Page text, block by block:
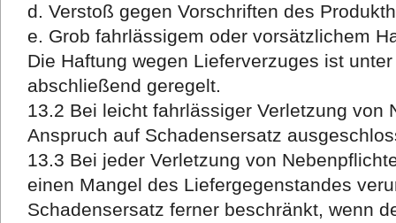
d. Verstoß gegen Vorschriften des
e. Grob fahrlässigem oder vorsätzlichem
Die Haftung wegen Lieferverzuges ist
abschließend geregelt.
13.2 Bei leicht fahrlässiger Verletzung von
Anspruch auf Schadensersatz
13.3 Bei jeder Verletzung von
einen Mangel des Liefergegenstandes
Schadensersatz ferner beschränkt, wenn